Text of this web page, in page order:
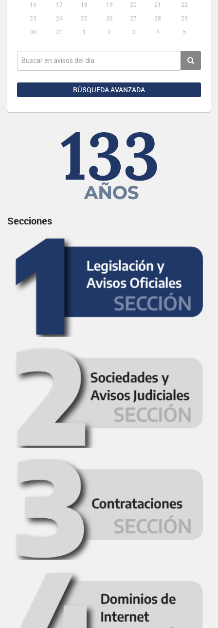
16
17 18 19 20 21
22
23
24 25 26 27 28
29
30
31 1 2 3 4 5
BÚSQUEDA AVANZADA
Secciones